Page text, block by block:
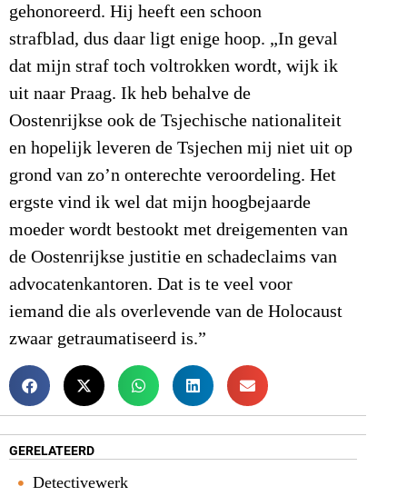
gehonoreerd. Hij heeft een schoon
strafblad, dus daar ligt enige hoop. „In geval
dat mijn straf toch voltrokken wordt, wijk ik
uit naar Praag. Ik heb behalve de
Oostenrijkse ook de Tsjechische nationaliteit
en hopelijk leveren de Tsjechen mij niet uit op
grond van zo’n onterechte veroordeling. Het
ergste vind ik wel dat mijn hoogbejaarde
moeder wordt bestookt met dreigementen van
de Oostenrijkse justitie en schadeclaims van
advocatenkantoren. Dat is te veel voor
iemand die als overlevende van de Holocaust
zwaar getraumatiseerd is.”
GERELATEERD
Detectivewerk